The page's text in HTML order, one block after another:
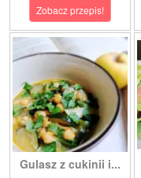
Zobacz przepis!
Gulasz z cukinii i...